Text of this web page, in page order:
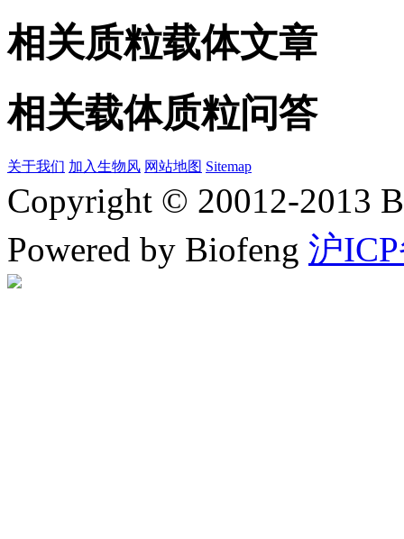
相关质粒载体文章
相关载体质粒问答
关于我们 加入生物风 网站地图 Sitemap
Copyright © 20012-2013
Powered by Biofeng 沪